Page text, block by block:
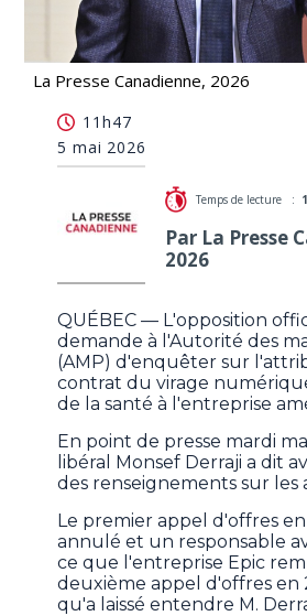
La Presse Canadienne, 2026
demande une enquête à l'AMP
11h47
5 mai 2026
Temps de lecture :
Par La Presse
2026
QUÉBEC — L'opposition
demande à l'Autorité des
(AMP) d'enquêter sur
contrat du virage
de la santé à l'entreprise
En point de presse mardi
libéral Monsef Derraji a dit
des renseignements sur les
Le premier appel d'offres
annulé et un responsable
ce que l'entreprise Epic
deuxième appel d'offres en
qu'a laissé entendre M.